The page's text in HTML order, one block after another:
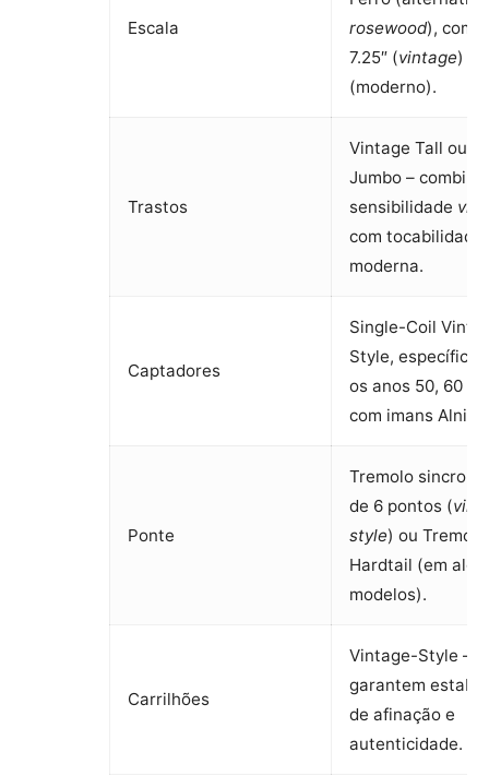
Escala
rosewood), com
7.25″ (vintage)
(moderno).
Trastos
Vintage Tall ou
Jumbo –
sensibilidade
com tocabilidade
moderna.
Captadores
Single-Coil
Style,
os anos 50, 60
com imans Alnico.
Ponte
Tremolo
de 6 pontos (
style) ou Tremolo
Hardtail (em
modelos).
Carrilhões
Vintage-Style –
garantem
de afinação e
autenticidade.